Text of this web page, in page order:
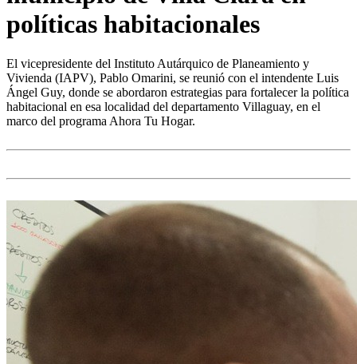
políticas habitacionales
El vicepresidente del Instituto Autárquico de Planeamiento y
Vivienda (IAPV), Pablo Omarini, se reunió con el intendente Luis
Ángel Guy, donde se abordaron estrategias para fortalecer la política
habitacional en esa localidad del departamento Villaguay, en el
marco del programa Ahora Tu Hogar.